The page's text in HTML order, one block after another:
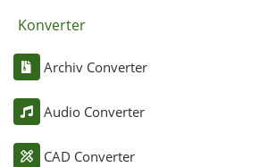
Konverter
Archiv Converter
Audio Converter
CAD Converter